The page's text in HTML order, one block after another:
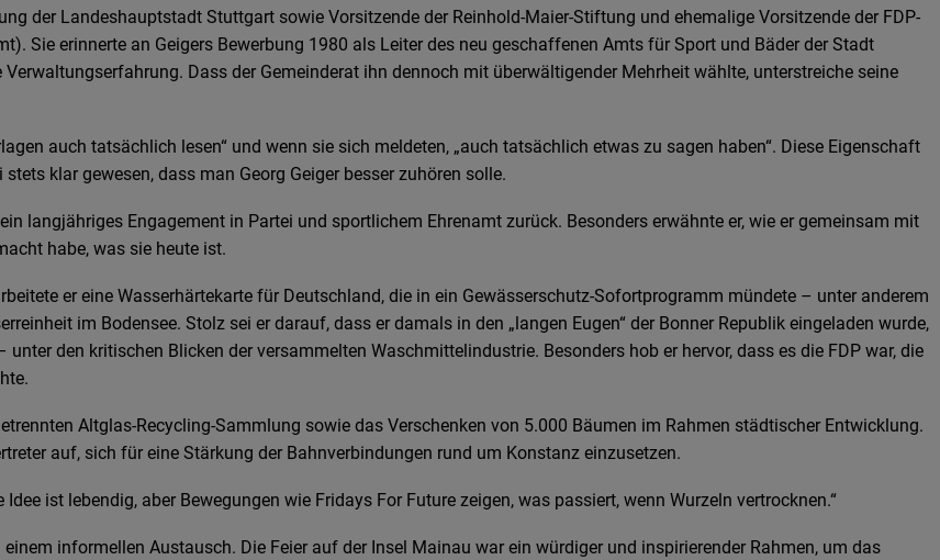
der Landeshauptstadt Stuttgart sowie Vorsitzende der Reinhold-Maier-Stiftung und ehemalige Vorsitzende der FDP-
Sie erinnerte an Geigers Bewerbung 1980 als Leiter des neu geschaffenen Amts für Sport und Bäder der Stadt
Dass der Gemeinderat ihn dennoch mit überwältigender Mehrheit wählte, unterstreiche seine
auch tatsächlich lesen“ und wenn sie sich meldeten, „auch tatsächlich etwas zu sagen haben“. Diese Eigenschaft
klar gewesen, dass man Georg Geiger besser zuhören solle.
langjähriges Engagement in Partei und sportlichem Ehrenamt zurück. Besonders erwähnte er, wie er gemeinsam mit
habe, was sie heute ist.
er eine Wasserhärtekarte für Deutschland, die in ein Gewässerschutz-Sofortprogramm mündete – unter anderem
im Bodensee. Stolz sei er darauf, dass er damals in den „langen Eugen“ der Bonner Republik eingeladen wurde,
den kritischen Blicken der versammelten Waschmittelindustrie. Besonders hob er hervor, dass es die FDP war, die
Altglas-Recycling-Sammlung sowie das Verschenken von 5.000 Bäumen im Rahmen städtischer Entwicklung.
auf, sich für eine Stärkung der Bahnverbindungen rund um Konstanz einzusetzen.
ist lebendig, aber Bewegungen wie Fridays For Future zeigen, was passiert, wenn Wurzeln vertrocknen.“
informellen Austausch. Die Feier auf der Insel Mainau war ein würdiger und inspirierender Rahmen, um das